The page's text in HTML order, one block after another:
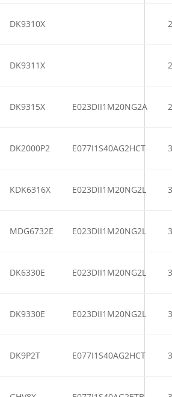
DK9310X
DK9311X
DK9315X E023DII1M20NG2A
DK2000P2 E077I1S40AG2HCT
KDK6316X E023DII1M20NG2L
MDG6732E E023DII1M20NG2L
DK6330E E023DII1M20NG2L
DK9330E E023DII1M20NG2L
DK9P2T E077I1S40AG2HCT